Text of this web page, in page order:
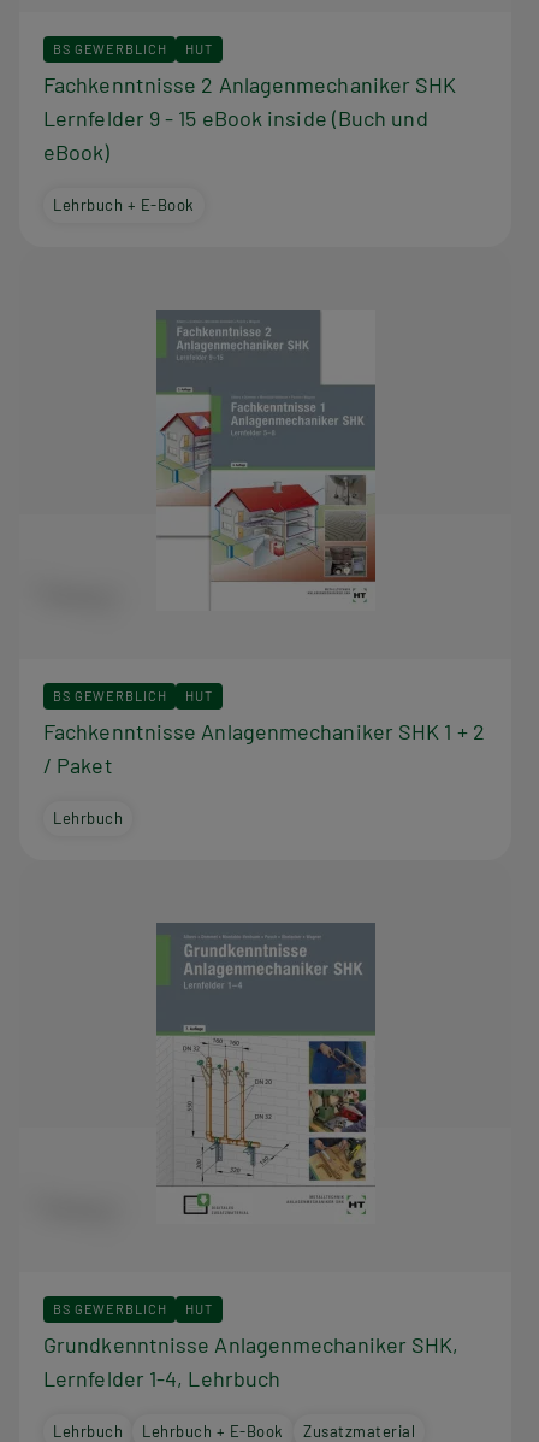
BS GEWERBLICH HUT
Fachkenntnisse 2 Anlagenmechaniker SHK
Lernfelder 9 - 15 eBook inside (Buch und
eBook)
Lehrbuch + E-Book
BS GEWERBLICH HUT
Fachkenntnisse Anlagenmechaniker SHK 1 + 2
/ Paket
Lehrbuch
BS GEWERBLICH HUT
Grundkenntnisse Anlagenmechaniker SHK,
Lernfelder 1-4, Lehrbuch
Lehrbuch Lehrbuch + E-Book Zusatzmaterial